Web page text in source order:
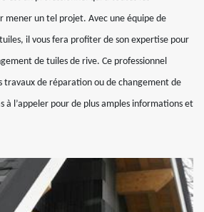
mener un tel projet. Avec une équipe de
il vous fera profiter de son expertise pour
de tuiles de rive. Ce professionnel
travaux de réparation ou de changement de
à l’appeler pour de plus amples informations et